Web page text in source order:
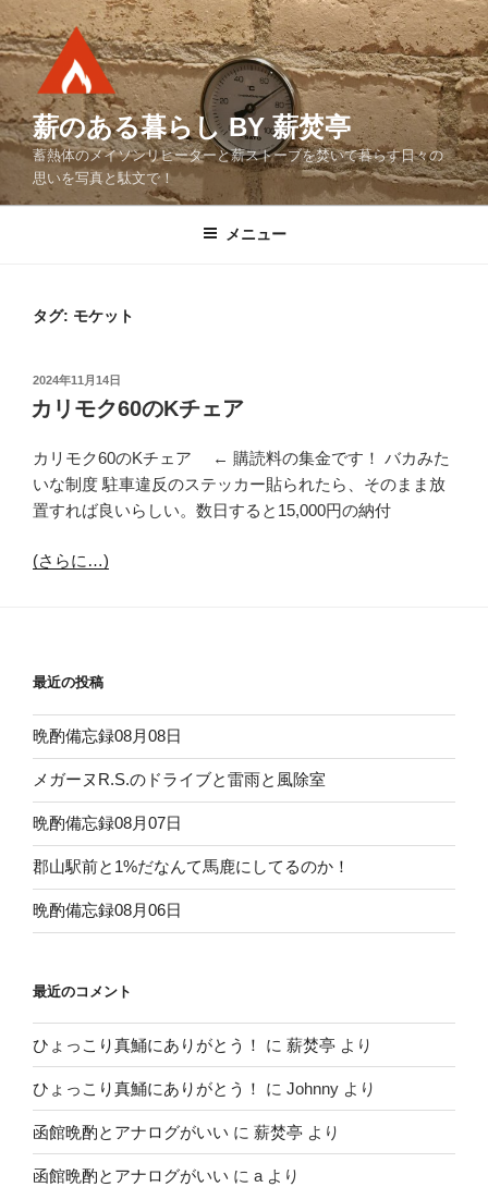
ン
テ
ン
ツ
へ
キ
薪のある暮らし BY 薪焚亭
蓄熱体のメイソンリヒーターと薪ストーブを焚いて暮らす日々の
思いを写真と駄文で！
メニュー
タグ: モケット
投
稿
日:
2024年11月14日
カリモク60のKチェア
カリモク60のKチェア ← 購読料の集金です！ バカみた
いな制度 駐車違反のステッカー貼られたら、そのまま放
置すれば良いらしい。数日すると15,000円の納付
(さらに…)
最近の投稿
晩酌備忘録08月08日
メガーヌR.S.のドライブと雷雨と風除室
晩酌備忘録08月07日
郡山駅前と1%だなんて馬鹿にしてるのか！
晩酌備忘録08月06日
最近のコメント
ひょっこり真鯒にありがとう！ に 薪焚亭 より
ひょっこり真鯒にありがとう！ に Johnny より
函館晩酌とアナログがいい に 薪焚亭 より
函館晩酌とアナログがいい に a より